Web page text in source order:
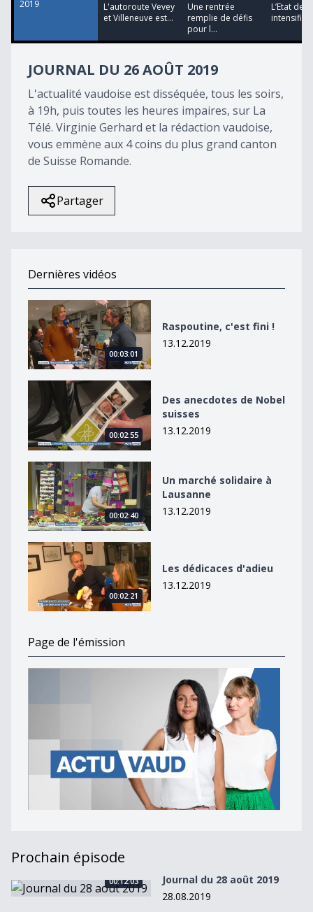
2019
L'autoroute Vevey
et Villeneuve est...
Une rentrée
remplie de défis
pour l...
L’Etat de
intensifie
JOURNAL DU 26 AOÛT 2019
L'actualité vaudoise est disséquée, tous les soirs,
à 19h, puis toutes les heures impaires, sur La
Télé. Virginie Gerhard et la rédaction vaudoise,
vous emmène aux 4 coins du plus grand canton
de Suisse Romande.
Partager
Dernières vidéos
Raspoutine, c&#039;est fini !
00:03:01
Raspoutine, c'est fini !
13.12.2019
Des anecdotes de Nobel suisses
00:02:55
Des anecdotes de Nobel
suisses
13.12.2019
Un marché solidaire à Lausanne
00:02:40
Un marché solidaire à
Lausanne
13.12.2019
Les dédicaces d&#039;adieu
00:02:21
Les dédicaces d'adieu
13.12.2019
Page de l'émission
Prochain épisode
Journal du 28 août 2019
00:12:03
Journal du 28 août 2019
28.08.2019